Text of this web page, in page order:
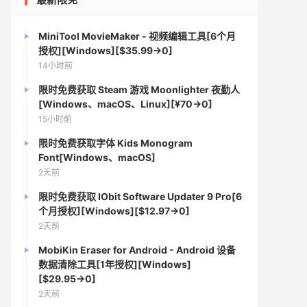
MiniTool MovieMaker - 视频编辑工具[6个月
授权][Windows][$35.99→0]
14小时前
限时免费获取 Steam 游戏 Moonlighter 夜勤人
[Windows、macOS、Linux][¥70→0]
15小时前
限时免费获取字体 Kids Monogram
Font[Windows、macOS]
2天前
限时免费获取 IObit Software Updater 9 Pro[6
个月授权][Windows][$12.97→0]
2天前
MobiKin Eraser for Android - Android 设备
数据清除工具[1年授权][Windows]
[$29.95→0]
2天前